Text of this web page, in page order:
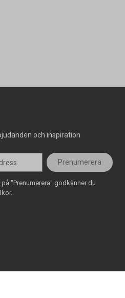
och inspiration
Prenumerera
"Prenumerera" godkänner du